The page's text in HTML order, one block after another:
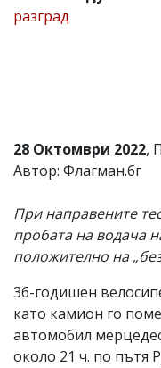
Коментарите
редакцията
не
носи
за
Ако
откриете
за
вас
моля
сигнализирайте
разград
28 Октомври 2022,
Автор: Флагман.бг
При направените
пробата на водача
положително на
36-годишен
като камион го
автомобил
около 21 ч. по пътя